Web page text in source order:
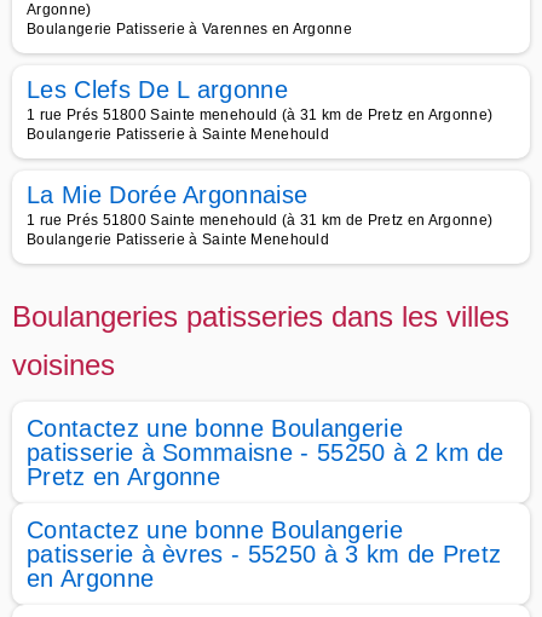
Argonne)
Boulangerie Patisserie à Varennes en Argonne
Les Clefs De L argonne
1 rue Prés 51800 Sainte menehould (à 31 km de Pretz en Argonne)
Boulangerie Patisserie à Sainte Menehould
La Mie Dorée Argonnaise
1 rue Prés 51800 Sainte menehould (à 31 km de Pretz en Argonne)
Boulangerie Patisserie à Sainte Menehould
Boulangeries patisseries dans les villes
voisines
Contactez une bonne Boulangerie
patisserie à Sommaisne - 55250 à 2 km de
Pretz en Argonne
Contactez une bonne Boulangerie
patisserie à èvres - 55250 à 3 km de Pretz
en Argonne